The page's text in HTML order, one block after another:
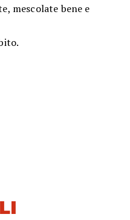
mescolate bene e